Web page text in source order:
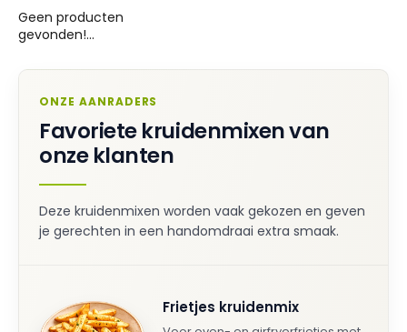
Geen producten
gevonden!...
ONZE AANRADERS
Favoriete kruidenmixen van
onze klanten
Deze kruidenmixen worden vaak gekozen en geven
je gerechten in een handomdraai extra smaak.
Frietjes kruidenmix